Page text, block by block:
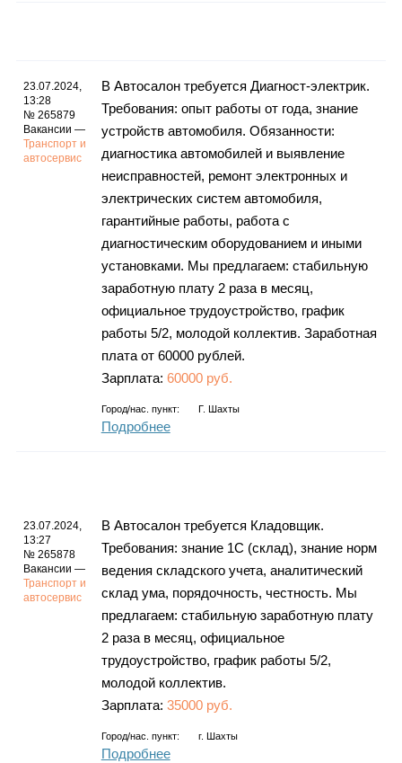
23.07.2024,
13:28
№ 265879
Вакансии —
Транспорт и
автосервис
В Автосалон требуется Диагност-электрик.
Требования: опыт работы от года, знание
устройств автомобиля. Обязанности:
диагностика автомобилей и выявление
неисправностей, ремонт электронных и
электрических систем автомобиля,
гарантийные работы, работа с
диагностическим оборудованием и иными
установками. Мы предлагаем: стабильную
заработную плату 2 раза в месяц,
официальное трудоустройство, график
работы 5/2, молодой коллектив. Заработная
плата от 60000 рублей.
Зарплата: 60000 руб.
Город/нас. пункт: Г. Шахты
Подробнее
23.07.2024,
13:27
№ 265878
Вакансии —
Транспорт и
автосервис
В Автосалон требуется Кладовщик.
Требования: знание 1С (склад), знание норм
ведения складского учета, аналитический
склад ума, порядочность, честность. Мы
предлагаем: стабильную заработную плату
2 раза в месяц, официальное
трудоустройство, график работы 5/2,
молодой коллектив.
Зарплата: 35000 руб.
Город/нас. пункт: г. Шахты
Подробнее